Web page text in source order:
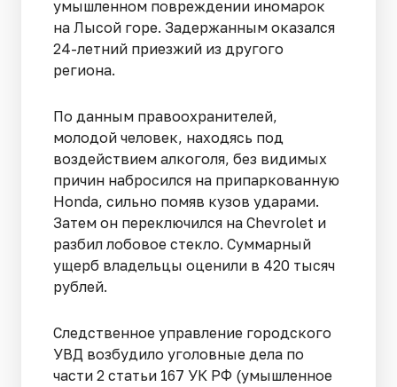
умышленном повреждении иномарок
на Лысой горе. Задержанным оказался
24-летний приезжий из другого
региона.
По данным правоохранителей,
молодой человек, находясь под
воздействием алкоголя, без видимых
причин набросился на припаркованную
Honda, сильно помяв кузов ударами.
Затем он переключился на Chevrolet и
разбил лобовое стекло. Суммарный
ущерб владельцы оценили в 420 тысяч
рублей.
Следственное управление городского
УВД возбудило уголовные дела по
части 2 статьи 167 УК РФ (умышленное